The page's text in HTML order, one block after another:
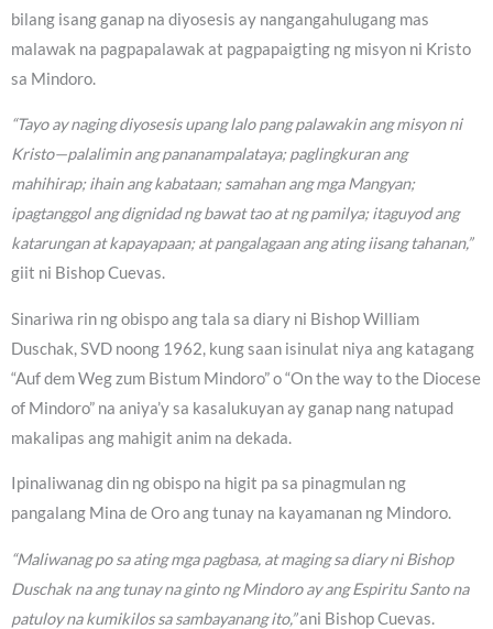
bilang isang ganap na diyosesis ay nangangahulugang mas
malawak na pagpapalawak at pagpapaigting ng misyon ni Kristo
sa Mindoro.
“Tayo ay naging diyosesis upang lalo pang palawakin ang misyon ni
Kristo—palalimin ang pananampalataya; paglingkuran ang
mahihirap; ihain ang kabataan; samahan ang mga Mangyan;
ipagtanggol ang dignidad ng bawat tao at ng pamilya; itaguyod ang
katarungan at kapayapaan; at pangalagaan ang ating iisang tahanan,”
giit ni Bishop Cuevas.
Sinariwa rin ng obispo ang tala sa diary ni Bishop William
Duschak, SVD noong 1962, kung saan isinulat niya ang katagang
“Auf dem Weg zum Bistum Mindoro” o “On the way to the Diocese
of Mindoro” na aniya’y sa kasalukuyan ay ganap nang natupad
makalipas ang mahigit anim na dekada.
Ipinaliwanag din ng obispo na higit pa sa pinagmulan ng
pangalang Mina de Oro ang tunay na kayamanan ng Mindoro.
“Maliwanag po sa ating mga pagbasa, at maging sa diary ni Bishop
Duschak na ang tunay na ginto ng Mindoro ay ang Espiritu Santo na
patuloy na kumikilos sa sambayanang ito,”ani Bishop Cuevas.